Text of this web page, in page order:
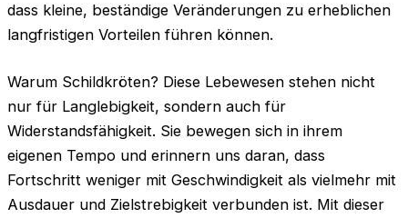
dass kleine, beständige Veränderungen zu erheblichen
langfristigen Vorteilen führen können.
Warum Schildkröten? Diese Lebewesen stehen nicht
nur für Langlebigkeit, sondern auch für
Widerstandsfähigkeit. Sie bewegen sich in ihrem
eigenen Tempo und erinnern uns daran, dass
Fortschritt weniger mit Geschwindigkeit als vielmehr mit
Ausdauer und Zielstrebigkeit verbunden ist. Mit dieser